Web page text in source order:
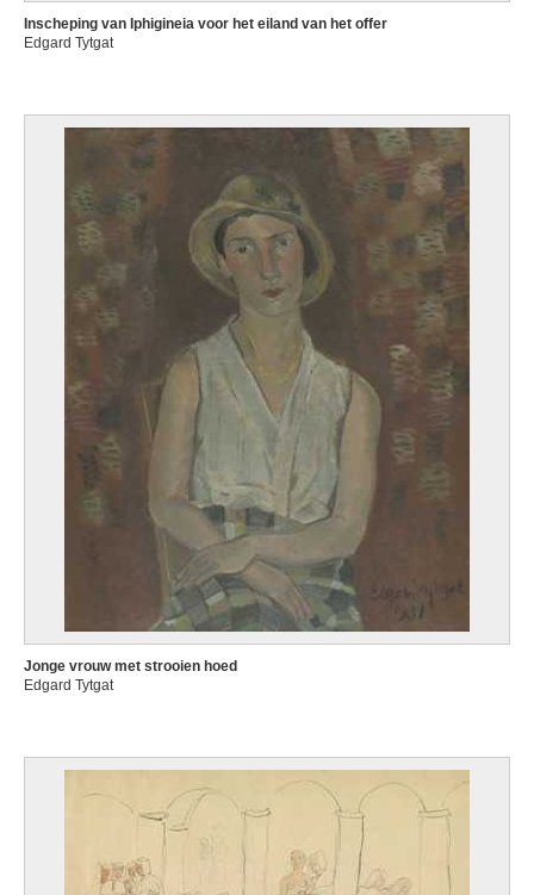
Inscheping van Iphigineia voor het eiland van het offer
Edgard Tytgat
Jonge vrouw met strooien hoed
Edgard Tytgat